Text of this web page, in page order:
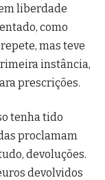
liberdade
como
mas teve
instância,
prescrições.
tenha tido
proclamam
devoluções.
devolvidos